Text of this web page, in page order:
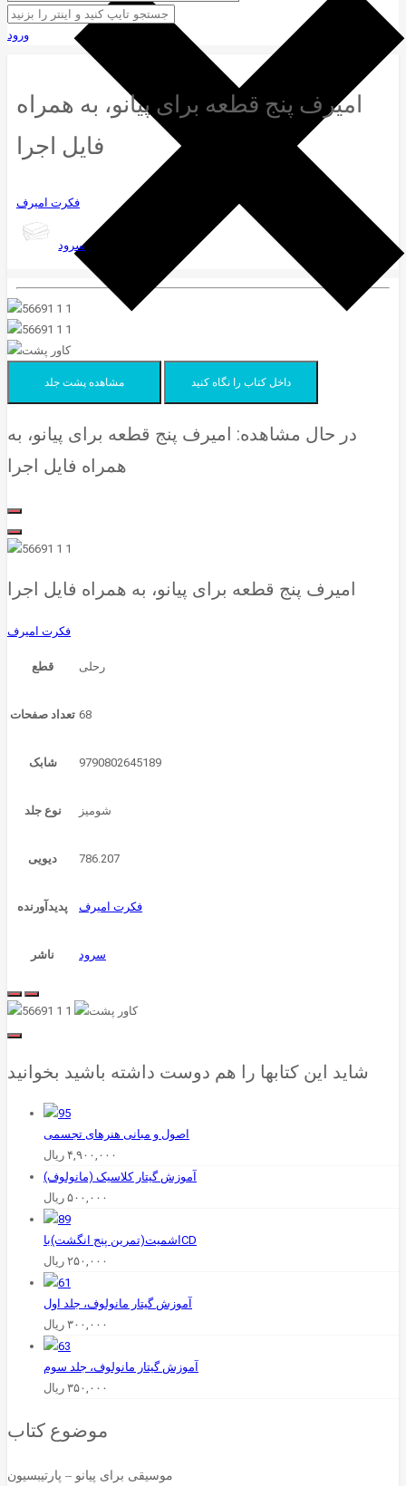
ورود
امیرف پنج قطعه برای پیانو، به همراه
فایل اجرا
فکرت امیرف
سرود
مشاهده پشت جلد داخل کتاب را نگاه کنید
در حال مشاهده: امیرف پنج قطعه برای پیانو، به
همراه فایل اجرا
امیرف پنج قطعه برای پیانو، به همراه فایل اجرا
فکرت امیرف
قطع رحلی
تعداد صفحات 68
شابک 9790802645189
نوع جلد شومیز
دیویی 786.207
پدیدآورنده فکرت امیرف
ناشر سرود
شاید این کتابها را هم دوست داشته باشید بخوانید
اصول‌ و مبانی‌ هنرهای ‌تجسمی
۴,۹۰۰,۰۰۰ ریال
آموزش گیتار کلاسیک (مانولوف)
۵۰۰,۰۰۰ ریال
اشمیت‌(تمرین پنج انگشت)باCD
۲۵۰,۰۰۰ ریال
آموزش گیتار مانولوف، ‌جلد اول
۳۰۰,۰۰۰ ریال
آموزش گیتار مانولوف، ‌جلد سوم
۳۵۰,۰۰۰ ریال
موضوع کتاب
موسیقی برای پیانو – پارتیبسیون